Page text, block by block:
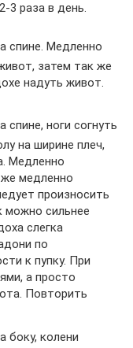
3 раза в день.
спине. Медленно
затем так же
надуть живот.
ноги согнуть
на ширине плеч,
Медленно
медленно
произносить
можно сильнее
слегка
по
к пупку. При
а просто
Повторить
боку, колени